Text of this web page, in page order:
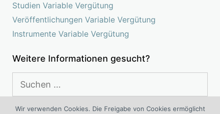
Studien Variable Vergütung
Veröffentlichungen Variable Vergütung
Instrumente Variable Vergütung
Weitere Informationen gesucht?
nach:
Wir verwenden Cookies. Die Freigabe von Cookies ermöglicht